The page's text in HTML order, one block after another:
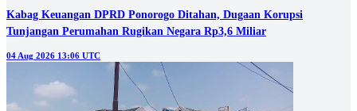
Kabag Keuangan DPRD Ponorogo Ditahan, Dugaan Korupsi
Tunjangan Perumahan Rugikan Negara Rp3,6 Miliar
04 Aug 2026 13:06 UTC